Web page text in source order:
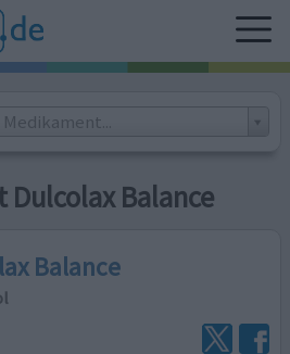
Balance
Balance